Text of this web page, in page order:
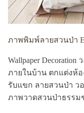
ภาพพิมพ์ลายสวนป่า
Wallpaper
ภายในบ้าน ตกแต่งห้
รับแขก ลายสวนป่า ว
ภาพวาดสวนป่าธรรม